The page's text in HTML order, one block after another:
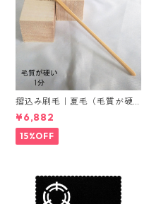
摺込み刷毛｜夏毛（毛質が硬
い）1分｜16本入り＊1セット
¥6,882
15%OFF